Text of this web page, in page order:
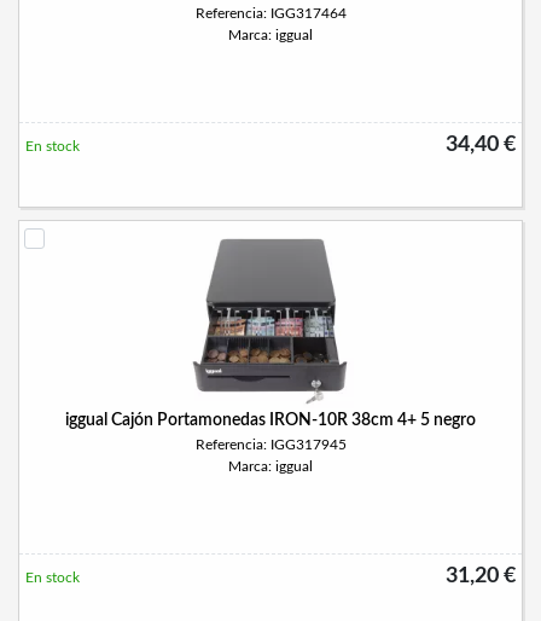
Referencia: IGG317464
Marca: iggual
34,40 €
En stock
iggual Cajón Portamonedas IRON-10R 38cm 4+ 5 negro
Referencia: IGG317945
Marca: iggual
31,20 €
En stock